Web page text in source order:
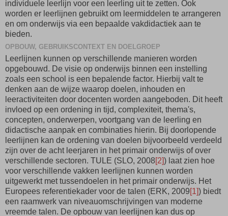
individuele leerlijn voor een leerling uit te zetten. Ook
worden er leerlijnen gebruikt om leermiddelen te arrangeren
en om onderwijs via een bepaalde vakdidactiek aan te
bieden.
OPBOUW, GEBRUIKSCONTEXT EN DOELGROEP
Leerlijnen kunnen op verschillende manieren worden
opgebouwd. De visie op onderwijs binnen een instelling
zoals een school is een bepalende factor. Hierbij valt te
denken aan de wijze waarop doelen, inhouden en
leeractiviteiten door docenten worden aangeboden. Dit heeft
invloed op een ordening in tijd, complexiteit, thema's,
concepten, onderwerpen, voortgang van de leerling en
didactische aanpak en combinaties hierin. Bij doorlopende
leerlijnen kan de ordening van doelen bijvoorbeeld verdeeld
zijn over de acht leerjaren in het primair onderwijs of over
verschillende sectoren. TULE (SLO, 2008[2]) laat zien hoe
voor verschillende vakken leerlijnen kunnen worden
uitgewerkt met tussendoelen in het primair onderwijs. Het
Europees referentiekader voor de talen (ERK, 2009[1]) biedt
een raamwerk van niveauomschrijvingen van moderne
vreemde talen. De opbouw van leerlijnen kan dus op